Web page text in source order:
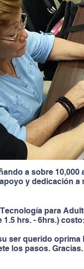
a sobre
y dedicación
para
1.5 hrs. - 6hrs.)
ser querido oprima
los pasos. Gracias.